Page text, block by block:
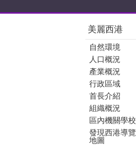
美麗西港
自然環境
人口概況
產業概況
行政區域
首長介紹
組織概況
區內機關學校
發現西港導覽
地圖